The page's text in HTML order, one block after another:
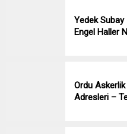
Yedek
Engel Haller
Ordu
Adresleri –